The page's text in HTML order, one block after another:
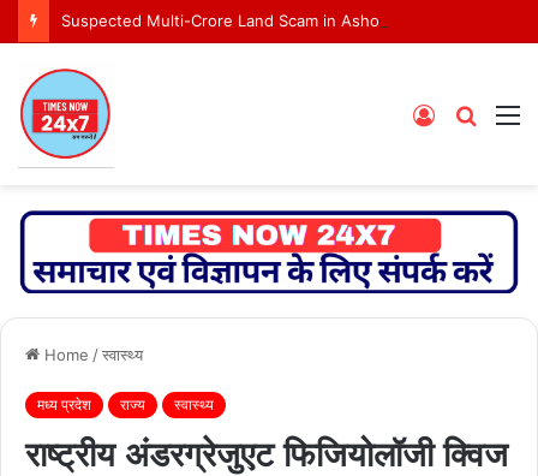
Search
Log
Home /स्वास्थ्य
मध्य प्रदेश राज्य स्वास्थ्य
राष्ट्रीय अंडरग्रेजुएट फिजियोलॉजी क्विज